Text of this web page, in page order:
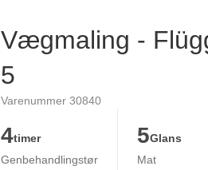
Vægmaling -
5
Varenummer 30840
4timer
Genbehandlingstør
5Glans
Mat